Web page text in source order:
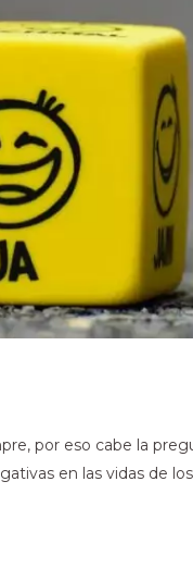
por eso cabe la
en las vidas de